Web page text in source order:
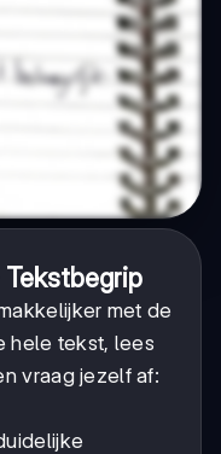
met de
hele tekst, lees
vraag jezelf af: